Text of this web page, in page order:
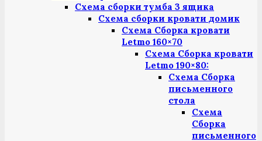
Схема сборки тумба 3 ящика
Схема сборки кровати домик
Схема Сборка кровати
Letmo 160×70
Схема Сборка кровати
Letmo 190×80:
Схема Сборка
письменного
стола
Схема
Сборка
письменного